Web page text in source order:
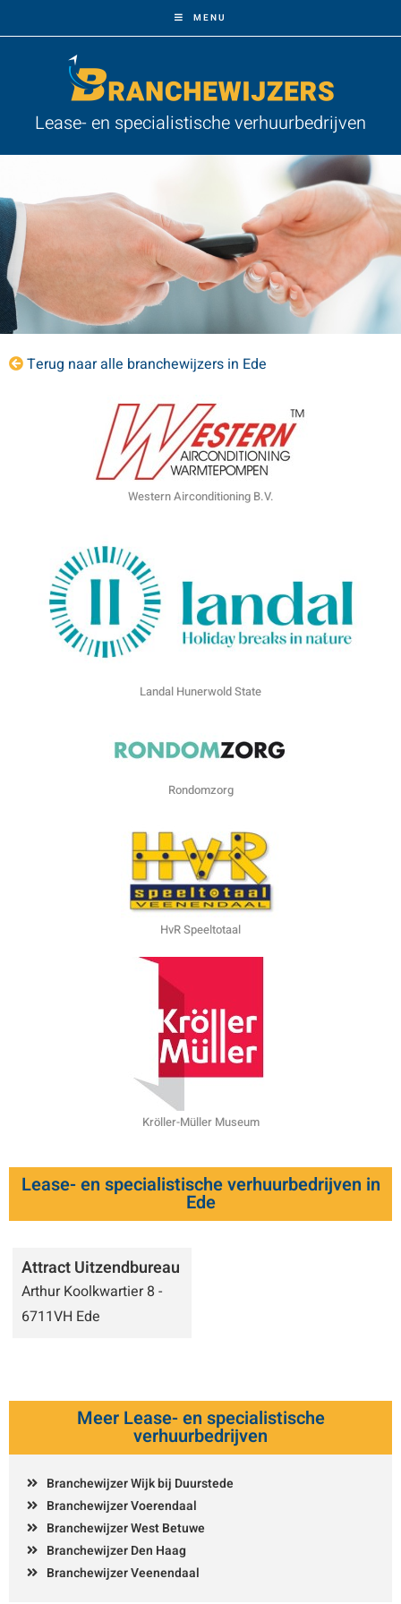
MENU
Lease- en specialistische verhuurbedrijven
Terug naar alle branchewijzers in Ede
Western Airconditioning B.V.
Landal Hunerwold State
Rondomzorg
HvR Speeltotaal
Kröller-Müller Museum
Lease- en specialistische verhuurbedrijven in
Ede
Attract Uitzendbureau
Arthur Koolkwartier 8 -
6711VH Ede
Meer Lease- en specialistische
verhuurbedrijven
Branchewijzer Wijk bij Duurstede
Branchewijzer Voerendaal
Branchewijzer West Betuwe
Branchewijzer Den Haag
Branchewijzer Veenendaal